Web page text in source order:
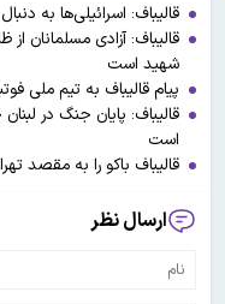
قالیباف: اسرائیلی‌ها به
قالیباف: آزادی مسلمانان
شهید است
پیام قالیباف به تیم ملی
قالیباف: پایان جنگ در
است
قالیباف باکو را به مقصد
ارسال نظر